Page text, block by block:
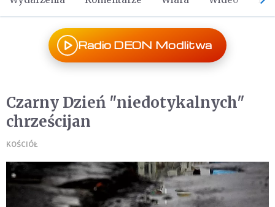
Radio DEON Modlitwa
Czarny Dzień "niedotykalnych"
chrześcijan
KOŚCIÓŁ